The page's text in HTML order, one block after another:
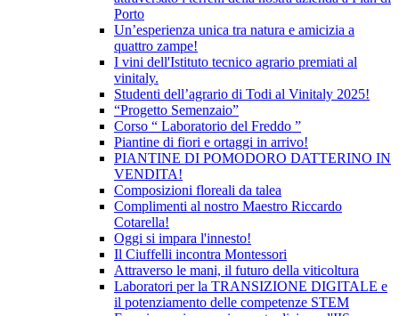
Porto
Un’esperienza unica tra natura e amicizia a
quattro zampe!
I vini dell'Istituto tecnico agrario premiati al
vinitaly.
Studenti dell’agrario di Todi al Vinitaly 2025!
“Progetto Semenzaio”
Corso “ Laboratorio del Freddo ”
Piantine di fiori e ortaggi in arrivo!
PIANTINE DI POMODORO DATTERINO IN
VENDITA!
Composizioni floreali da talea
Complimenti al nostro Maestro Riccardo
Cotarella!
Oggi si impara l'innesto!
Il Ciuffelli incontra Montessori
Attraverso le mani, il futuro della viticoltura
Laboratori per la TRANSIZIONE DIGITALE e
il potenziamento delle competenze STEM